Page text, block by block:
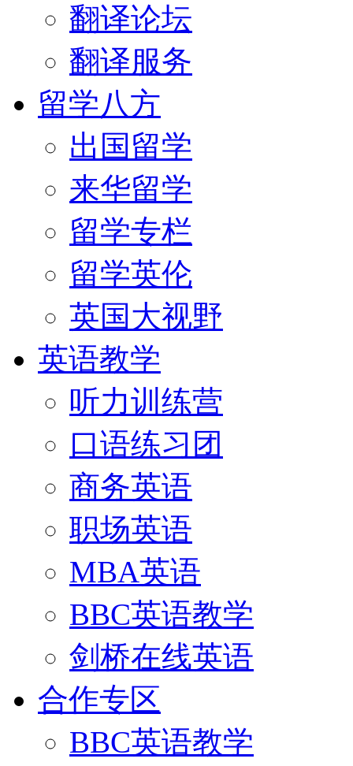
翻译论坛
翻译服务
留学八方
出国留学
来华留学
留学专栏
留学英伦
英国大视野
英语教学
听力训练营
口语练习团
商务英语
职场英语
MBA英语
BBC英语教学
剑桥在线英语
合作专区
BBC英语教学